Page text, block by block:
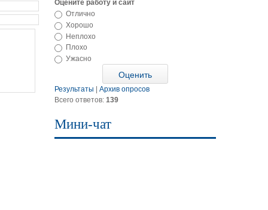
Оцените работу и сайт
Отлично
Хорошо
Неплохо
Плохо
Ужасно
Результаты
Архив опросов
Всего ответов: 139
Мини-чат